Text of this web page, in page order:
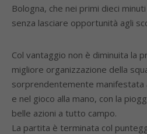
Bologna, che nei primi dieci
senza lasciare opportunità agli
Col vantaggio non è diminuita la
migliore organizzazione della
sorprendentemente manifestata
e nel gioco alla mano, con la
belle azioni a tutto campo.
La partita è terminata col